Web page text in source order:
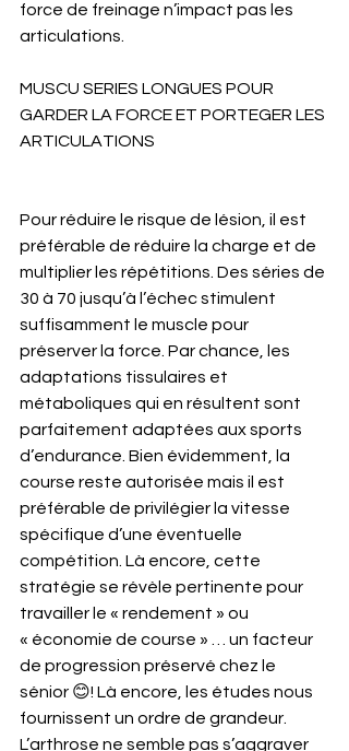
force de freinage n’impact pas les
articulations.
MUSCU SERIES LONGUES POUR
GARDER LA FORCE ET PORTEGER LES
ARTICULATIONS
Pour réduire le risque de lésion, il est
préférable de réduire la charge et de
multiplier les répétitions. Des séries de
30 à 70 jusqu’à l’échec stimulent
suffisamment le muscle pour
préserver la force. Par chance, les
adaptations tissulaires et
métaboliques qui en résultent sont
parfaitement adaptées aux sports
d’endurance. Bien évidemment, la
course reste autorisée mais il est
préférable de privilégier la vitesse
spécifique d’une éventuelle
compétition. Là encore, cette
stratégie se révèle pertinente pour
travailler le « rendement » ou
« économie de course » … un facteur
de progression préservé chez le
sénior 😊! Là encore, les études nous
fournissent un ordre de grandeur.
L’arthrose ne semble pas s’aggraver